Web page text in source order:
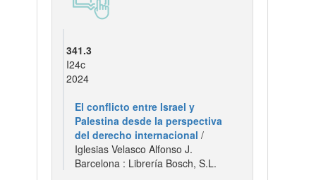
341.3
I24c
2024
El conflicto entre Israel y
Palestina desde la perspectiva
del derecho internacional /
Iglesias Velasco Alfonso J.
Barcelona : Librería Bosch, S.L.